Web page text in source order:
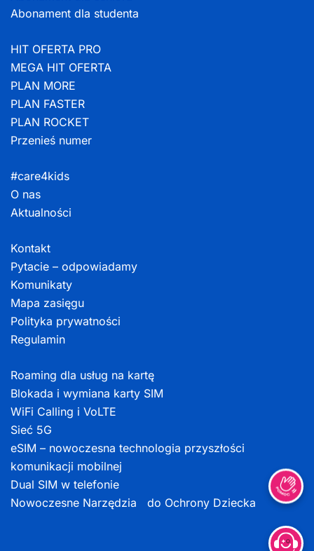
Abonament dla studenta
HIT OFERTA PRO
MEGA HIT OFERTA
PLAN MORE
PLAN FASTER
PLAN ROCKET
Przenieś numer
#care4kids
O nas
Aktualności
Kontakt
Pytacie – odpowiadamy
Komunikaty
Mapa zasięgu
Polityka prywatności
Regulamin
Roaming dla usług na kartę
Blokada i wymiana karty SIM
WiFi Calling i VoLTE
Sieć 5G
eSIM – nowoczesna technologia przyszłości
komunikacji mobilnej
Dual SIM w telefonie
Nowoczesne Narzędzia do Ochrony Dziecka